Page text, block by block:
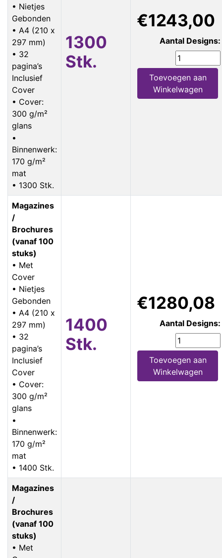
• Nietjes
Gebonden
• A4 (210 x
297 mm)
• 32
pagina’s
Inclusief
Cover
• Cover:
300 g/m²
glans
•
Binnenwerk:
170 g/m²
mat
• 1300 Stk.
1300
Stk.
€1243,00
Aantal Designs:
Toevoegen aan
Winkelwagen
Magazines
/
Brochures
(vanaf 100
stuks)
• Met
Cover
• Nietjes
Gebonden
• A4 (210 x
297 mm)
• 32
pagina’s
Inclusief
Cover
• Cover:
300 g/m²
glans
•
Binnenwerk:
170 g/m²
mat
• 1400 Stk.
1400
Stk.
€1280,08
Aantal Designs:
Toevoegen aan
Winkelwagen
Magazines
/
Brochures
(vanaf 100
stuks)
• Met